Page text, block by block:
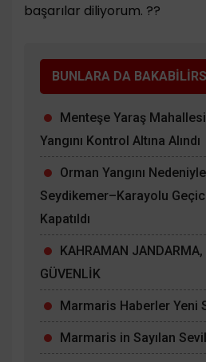
başarılar diliyorum. ??
BUNLARA DA
Menteşe Yaraş
Yangını Kontrol Altına Alındı
Orman Yangını
Seydikemer–Karayolu
Kapatıldı
KAHRAMAN
GÜVENLİK
Marmaris Haberler Yeni
Marmaris in Sayılan